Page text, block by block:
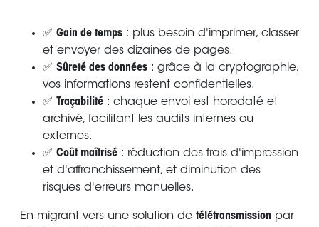
✅ Gain de temps : plus besoin d'imprimer, classer
et envoyer des dizaines de pages.
✅ Sûreté des données : grâce à la cryptographie,
vos informations restent confidentielles.
✅ Traçabilité : chaque envoi est horodaté et
archivé, facilitant les audits internes ou
externes.
✅ Coût maîtrisé : réduction des frais d'impression
et d'affranchissement, et diminution des
risques d'erreurs manuelles.
En migrant vers une solution de télétransmission par